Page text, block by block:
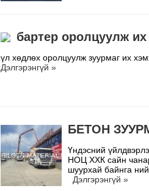
бартер оролцуулж
үл хөдлөх оролцуулж зуурмаг их
Дэлгэрэнгүй »
БЕТОН
Үндэсний
НОЦ ХХК сайн
шуурхай байнга
Дэлгэрэнгүй »